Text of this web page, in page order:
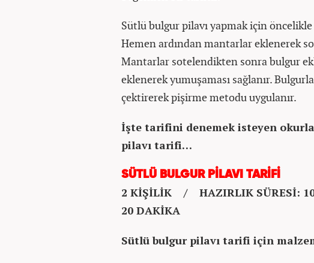
Sütlü bulgur pilavı yapmak için
Hemen ardından mantarlar eklenerek
Mantarlar sotelendikten sonra bulgur
eklenerek yumuşaması sağlanır.
çektirerek pişirme metodu uygulanır.
İşte tarifini denemek isteyen
pilavı tarifi…
SÜTLÜ BULGUR PİLAVI TARİFİ
2 KİŞİLİK / HAZIRLIK SÜRESİ:
20 DAKİKA
Sütlü bulgur pilavı tarifi için